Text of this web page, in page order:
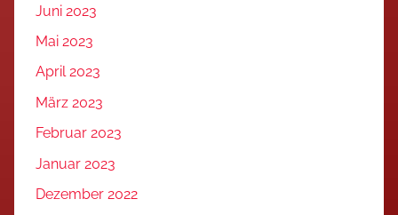
Juni 2023
Mai 2023
April 2023
März 2023
Februar 2023
Januar 2023
Dezember 2022